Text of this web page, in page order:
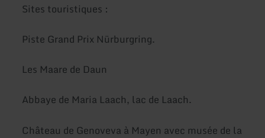
Sites touristiques :
Piste Grand Prix Nürburgring.
Les Maare de Daun
Abbaye de Maria Laach, lac de Laach.
Château de Genoveva à Mayen avec musée de la